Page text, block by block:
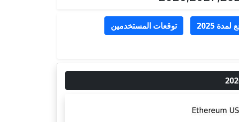
2025
توقعات المستخدمين